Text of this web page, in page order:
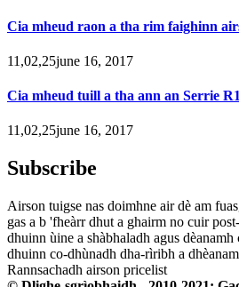
Cia mheud raon a tha rim faighinn
11,02,25june 16, 2017
Cia mheud tuill a tha ann an Serrie
11,02,25june 16, 2017
Subscribe
Airson tuigse nas doimhne air dè am
gas a b 'fheàrr dhut a ghairm no cuir
dhuinn ùine a shàbhaladh agus
dhuinn co-dhùnadh dha-rìribh a
Rannsachadh airson pricelist